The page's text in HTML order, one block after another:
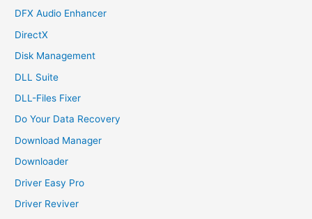
DFX Audio Enhancer
DirectX
Disk Management
DLL Suite
DLL-Files Fixer
Do Your Data Recovery
Download Manager
Downloader
Driver Easy Pro
Driver Reviver